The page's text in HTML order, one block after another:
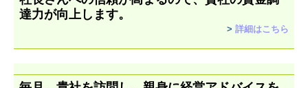
達力が向上します。
> 詳細はこちら